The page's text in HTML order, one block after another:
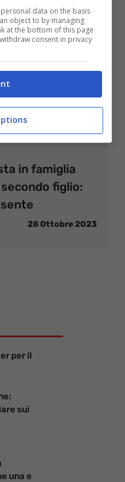
in famiglia
figlio:
28 Ottobre 2023
per il
sui
una e
data on the basis
object to by managing
at the bottom of this page
consent in privacy